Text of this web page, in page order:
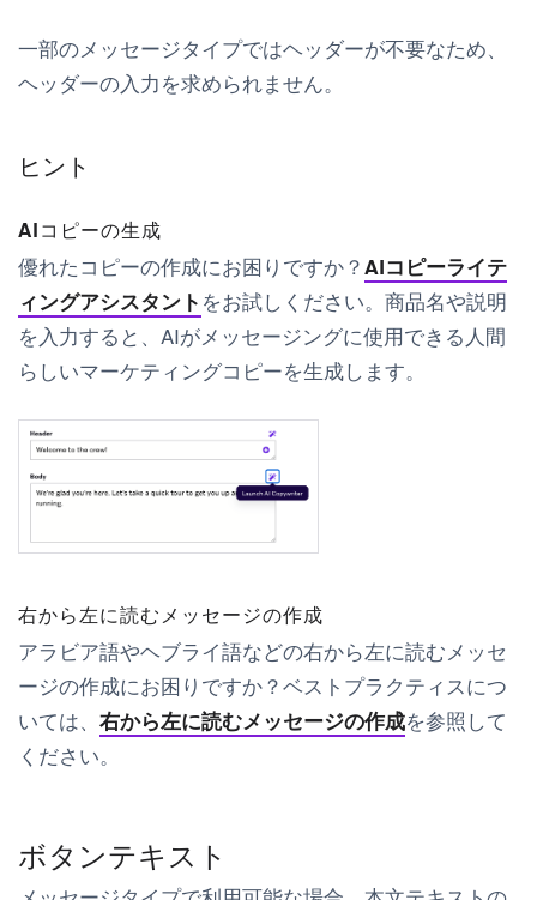
一部のメッセージタイプではヘッダーが不要なため、
ヘッダーの入力を求められません。
ヒント
AIコピーの生成
優れたコピーの作成にお困りですか？AIコピーライテ
ィングアシスタント をお試しください。商品名や説明
を入力すると、AIがメッセージングに使用できる人間
らしいマーケティングコピーを生成します。
右から左に読むメッセージの作成
アラビア語やヘブライ語などの右から左に読むメッセ
ージの作成にお困りですか？ベストプラクティスにつ
いては、 右から左に読むメッセージの作成を参照して
ください。
ボタンテキスト